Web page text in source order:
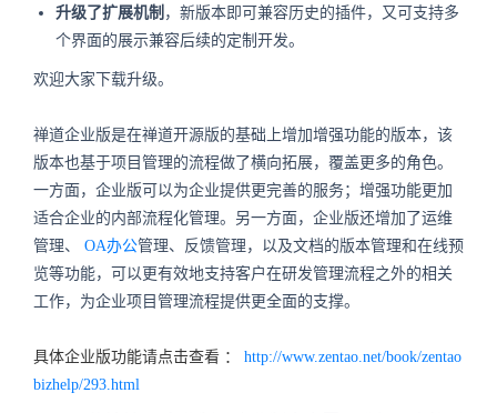
升级了扩展机制 ，新版本即可兼容历史的插件，又可支持多
个界面的展示兼容后续的定制开发。
欢迎大家下载升级。
禅道企业版是在禅道开源版的基础上增加增强功能的版本，该
版本也基于项目管理的流程做了横向拓展，覆盖更多的角色。
一方面，企业版可以为企业提供更完善的服务；增强功能更加
适合企业的内部流程化管理。另一方面，企业版还增加了运维
管理、 OA办公管理、反馈管理，以及文档的版本管理和在线预
览等功能，可以更有效地支持客户在研发管理流程之外的相关
工作，为企业项目管理流程提供更全面的支撑。
具体企业版功能请点击查看 ：
http://www.zentao.net/book/zentao
bizhelp/293.html